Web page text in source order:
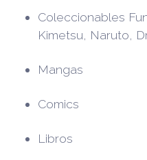
Coleccionables
Kimetsu, Naruto,
Mangas
Comics
Libros